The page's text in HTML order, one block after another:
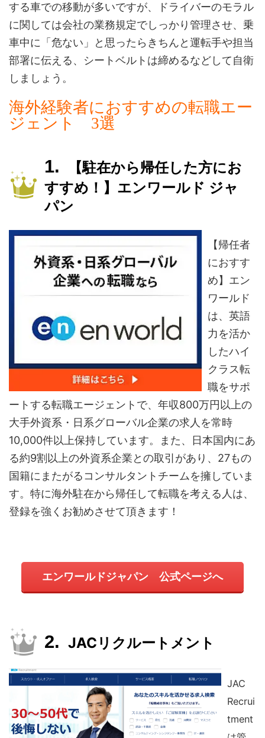
する車での移動が多いですが、ドライバーのモラル
に関しては会社の業務規定でしっかり管理させ、乗
車中に「危ない」と思ったらきちんと運転手や担当
部署に伝える、シートベルトは締めるなどして自衛
しましょう。
海外経験者におすすめの転職エー
ジェント 3選
【駐在から帰任した方にお
すすめ！】エンワールド ジャ
パン
【帰任者
におすす
め】エン
ワールド
は、英語
力を活か
したハイ
クラス転
職をサポ
ートする転職エージェントで、年収800万円以上の
大手外資系・日系グローバル企業の求人を常時
10,000件以上保持しています。また、日本国内にあ
る約9割以上の外資系企業との取引があり、27もの
国籍にまたがるコンサルタントチームを擁していま
す。特に海外駐在から帰任して転職を考える人は、
登録を強くお勧めさせて頂きます！
エンワールドジャパン 公式ページへ
JACリクルートメント
JAC
Recrui
tment